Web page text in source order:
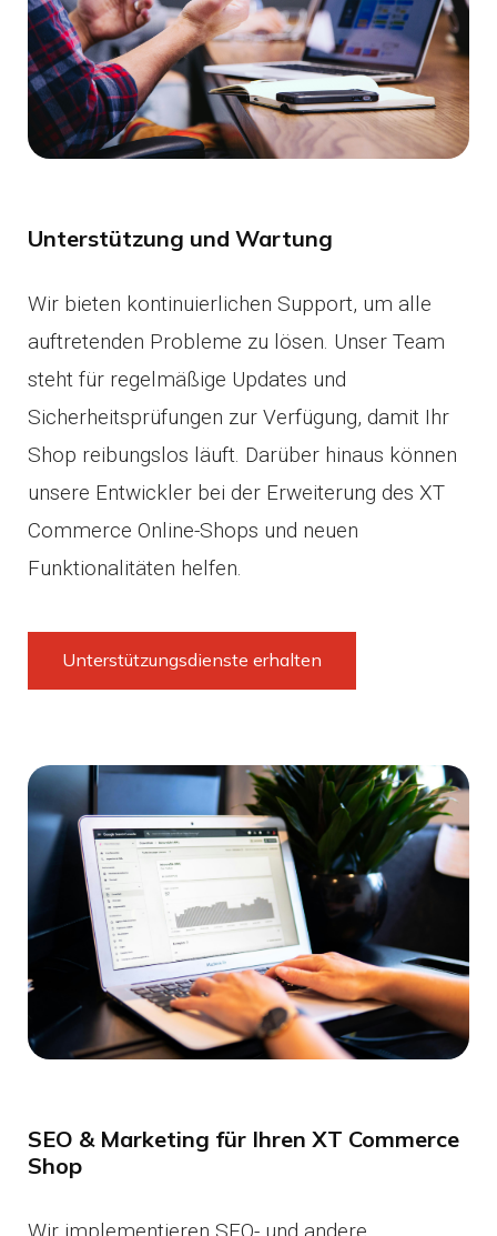
Unterstützung und Wartung
Wir bieten kontinuierlichen Support, um alle
auftretenden Probleme zu lösen. Unser Team
steht für regelmäßige Updates und
Sicherheitsprüfungen zur Verfügung, damit Ihr
Shop reibungslos läuft. Darüber hinaus können
unsere Entwickler bei der Erweiterung des XT
Commerce Online-Shops und neuen
Funktionalitäten helfen.
Unterstützungsdienste erhalten
SEO & Marketing für Ihren XT Commerce
Shop